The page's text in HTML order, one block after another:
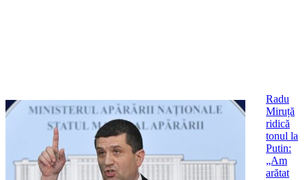
Radu
Miruță
ridică
tonul la
Putin:
„Am
arătat